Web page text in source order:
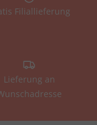
Filiallieferung
Lieferung an